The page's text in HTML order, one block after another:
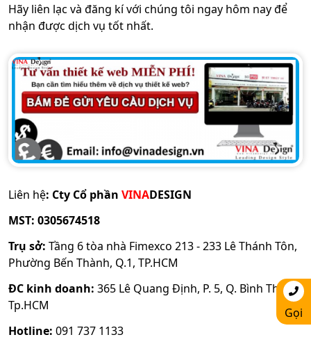
Hãy liên lạc và đăng kí với chúng tôi ngay hôm nay để
nhận được dịch vụ tốt nhất.
Liên hệ: Cty Cổ phần VINADESIGN
MST: 0305674518
Trụ sở: Tầng 6 tòa nhà Fimexco 213 - 233 Lê Thánh Tôn,
Phường Bến Thành, Q.1, TP.HCM
ĐC kinh doanh: 365 Lê Quang Định, P. 5, Q. Bình Thạnh,
Tp.HCM
Hotline: 091 737 1133
Gọi